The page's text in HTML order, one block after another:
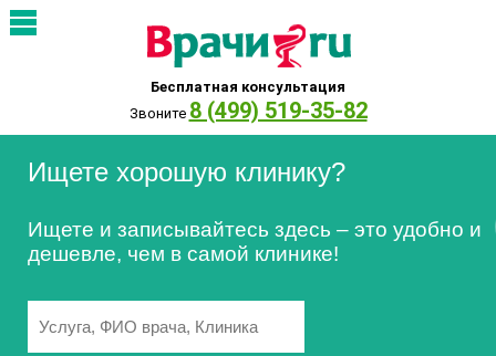
Бесплатная консультация
Звоните 8 (499) 519-35-82
Ищете хорошую клинику?
Ищете и записывайтесь здесь – это удобно и
дешевле, чем в самой клинике!